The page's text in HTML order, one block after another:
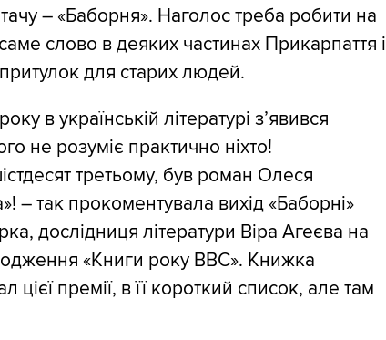
– «Баборня». Наголос треба робити на
слово в деяких частинах Прикарпаття і
для старих людей.
в українській літературі з’явився
не розуміє практично ніхто!
третьому, був роман Олеся
– так прокоментувала вихід «Баборні»
дослідниця літератури Віра Агеєва на
«Книги року ВВС». Книжка
цієї премії, в її короткий список, але там